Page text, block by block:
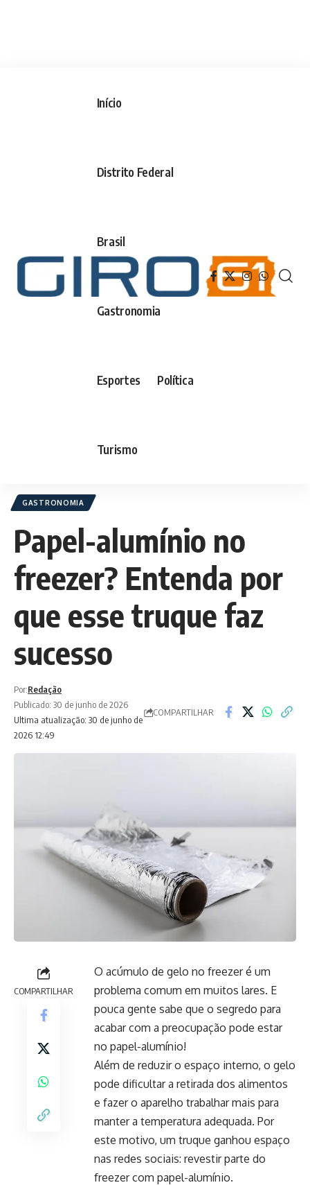
Início
Distrito Federal
Brasil
Gastronomia
Esportes Política
Turismo
GASTRONOMIA
Papel-alumínio no
freezer? Entenda por
que esse truque faz
sucesso
Ultima atualização: 30 de junho de
2026 12:49
Por:Redação
Publicado: 30 de junho de 2026
COMPARTILHAR
COMPARTILHAR
O acúmulo de gelo no freezer é um
problema comum em muitos lares. E
pouca gente sabe que o segredo para
acabar com a preocupação pode estar
no papel-alumínio!
Além de reduzir o espaço interno, o gelo
pode dificultar a retirada dos alimentos
e fazer o aparelho trabalhar mais para
manter a temperatura adequada. Por
este motivo, um truque ganhou espaço
nas redes sociais: revestir parte do
freezer com papel-alumínio.